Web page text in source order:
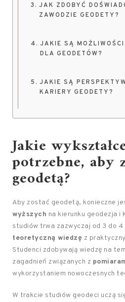
JAK ZDOBYĆ
ZAWODZIE GEODETY?
JAKIE SĄ
DLA GEODETÓW?
JAKIE SĄ
KARIERY GEODETY?
Jakie
potrzebne, aby
geodetą?
Aby zostać geodetą, konieczne
wyższych na kierunku geodezja
studiów trwa zazwyczaj od 3 do 4
teoretyczną wiedzę z
Studenci zdobywają wiedzę na
zagadnień związanych z
wykorzystaniem nowoczesnych
W trakcie studiów geodeci uczą